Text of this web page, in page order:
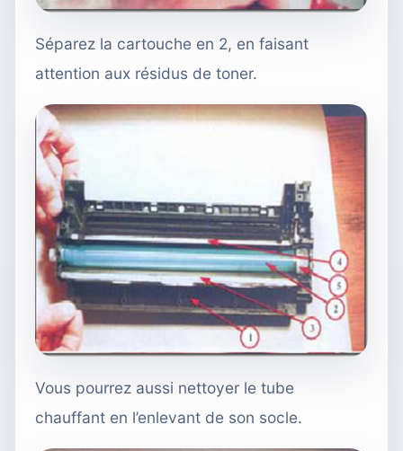
Séparez la cartouche en 2, en faisant
attention aux résidus de toner.
Vous pourrez aussi nettoyer le tube
chauffant en l’enlevant de son socle.